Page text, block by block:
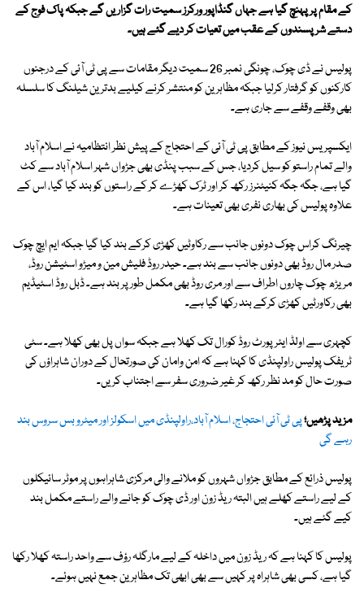
کے مقام پر پہنچ گیا ہے جہاں گنڈاپور ورکرز سمیت رات گزاریں گے جبکہ پاک فوج کے
دستے شر پسندوں کے عقب میں تعیات کر دیے گئے ہیں۔
پولیس نے ڈی چوک، چونگی نمبر 26 سمیت دیگر مقامات سے پی ٹی آئی کے درجنوں
کارکنوں کو گرفتار کرلیا جبکہ مظاہرین کو منتشر کرنے کیلیے بدترین شیلنگ کا سلسلہ
بھی وقفے وقفے سے جاری ہے۔
ایکسپریس نیوز کے مطابق پی ٹی آئی کے احتجاج کے پیش نظر انتظامیہ نے اسلام آباد
والے تمام راستو کو سیل کردیا، جس کے سبب پنڈی بھی جڑواں شہر اسلام آباد سے کٹ
گیا ہے، جگہ جگہ کنیٹنرز رکھ کر اور ٹرک کھڑے کر کے راستوں کو بند کیا گیا، اس کے
علاوہ پولیس کی بھاری نفری بھی تعینات ہے۔
چیرنگ کراس چوک دونوں جانب سے رکاوٹیں کھڑی کرکے بند کیا گیا جبکہ ایم ایچ چوک
صدر مال روڈ بھی دونوں جانب سے بند ہے۔ حیدر روڈ فلیش مین و میڑو اسٹیشن روڈ،
مریڑھ چوک چاروں اطراف سے اور مری روڈ بھی مکمل طور پر بند ہے۔ ڈبل روڈ اسٹیڈیم
بھی رکاورٹیں کھڑی کرکے بند رکھا گیا ہے۔
کچہری سے اولڈ ایئرپورٹ روڈ کورال تک کھلا ہے جبکہ سواں پل بھی کھلا ہے۔ سٹی
ٹریفک پولیس راولپنڈی کا کہنا ہے کہ امن وامان کی صورتحال کے دوران شاہراؤں کی
صورت حال کو مد نظر رکھ کر غیر ضروری سفر سے اجتناب کریں۔
مزید پڑھیں؛پی ٹی آئی احتجاج، اسلام آباد،راولپنڈی میں اسکولز اور میٹرو بس سروس بند
رہے گی
پولیس ذرائع کے مطابق جڑواں شہروں کو ملانے والی مرکزی شاہراہوں پر موٹر سائیکلوں
کے لیے راستے کھلے ہیں البتہ ریڈ زون اور ڈی چوک کو جانے والے راستے مکمل بند
کیے گئے ہیں۔
پولیس کا کہنا ہے کہ ریڈ زون میں داخلہ کے لیے مارگلہ رؤف سے واحد راستہ کھلا رکھا
گیا ہے، کسی بھی شاہراہ پر کہیں سے بھی ابھی تک مظاہرین جمع نہیں ہوئے۔